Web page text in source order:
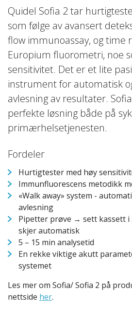
Quidel Sofia 2 tar
som følge av avansert
flow immunoassay, og time
Europium fluorometri, noe
sensitivitet. Det er et lite
instrument for automatisk
avlesning av resultater.
perfekte løsning både på
primærhelsetjenesten.
Fordeler
Hurtigtester med høy
Immunfluorescens metodikk
«Walk away» system -
avlesning
Pipetter prøve → sett kassett
skjer automatisk
5 – 15 min analysetid
En rekke viktige akutt
systemet
Les mer om Sofia/ Sofia 2 på
nettside her.